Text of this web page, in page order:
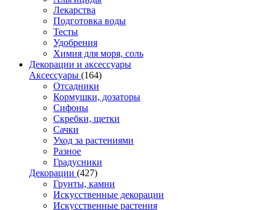
Лекарства
Подготовка воды
Тесты
Удобрения
Химия для моря, соль
Декорации и аксессуары
Аксессуары (164)
Отсадники
Кормушки, дозаторы
Сифоны
Скребки, щетки
Сачки
Уход за растениями
Разное
Градусники
Декорации (427)
Грунты, камни
Искусственные декорации
Искусственные растения